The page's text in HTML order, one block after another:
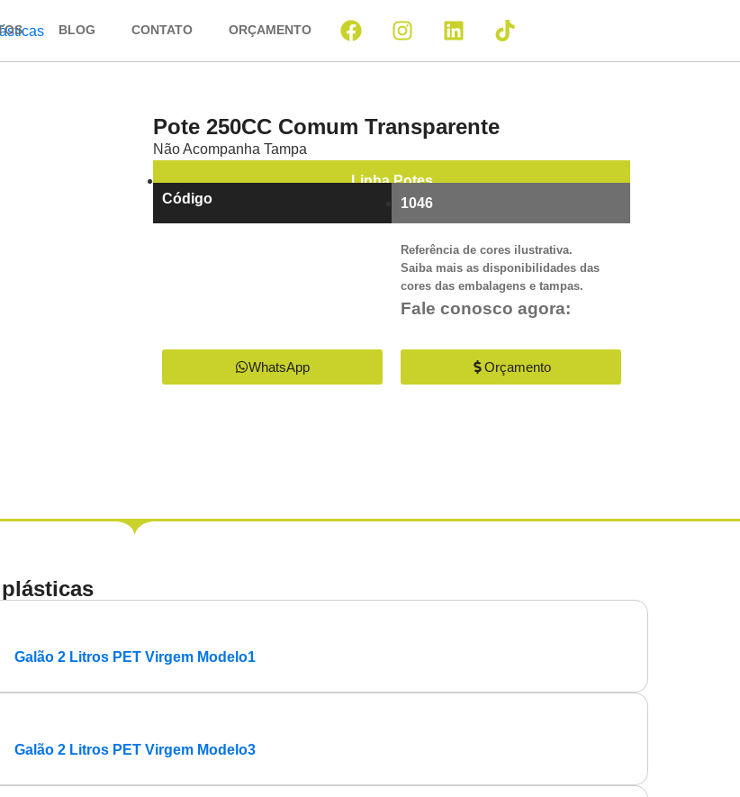
BLOG CONTATO ORÇAMENTO
Pote 250CC Comum Transparente
Não Acompanha Tampa
Linha Potes
Código
1046
Referência de cores ilustrativa.
Saiba mais as disponibilidades das
cores das embalagens e tampas.
Fale conosco agora:
WhatsApp Orçamento
Galão 2 Litros PET Virgem Modelo1
Galão 2 Litros PET Virgem Modelo3